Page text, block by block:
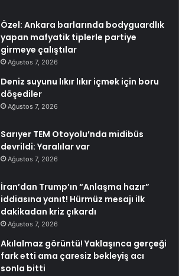
Özel: Ankara barlarında bodyguardlık
yapan mafyatik tiplerle partiye
girmeye çalıştılar
Ağustos 7, 2026
Deniz suyunu lıkır lıkır içmek için boru
döşediler
Ağustos 7, 2026
Sarıyer TEM Otoyolu’nda midibüs
devrildi: Yaralılar var
Ağustos 7, 2026
İran’dan Trump’ın “Anlaşma hazır”
iddiasına yanıt! Hürmüz mesajı ilk
dakikadan kriz çıkardı
Ağustos 7, 2026
Akılalmaz görüntü! Yaklaşınca gerçeği
fark etti ama çaresiz bekleyiş acı
sonla bitti